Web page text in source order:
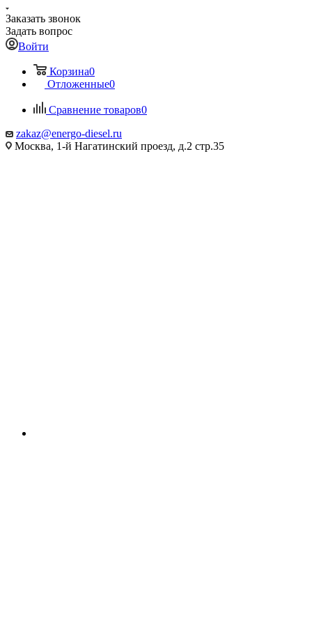
Заказать звонок
Задать вопрос
Войти
Корзина0
Отложенные0
Сравнение товаров0
zakaz@energo-diesel.ru
Москва, 1-й Нагатинский проезд, д.2 стр.35